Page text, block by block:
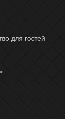
для гостей